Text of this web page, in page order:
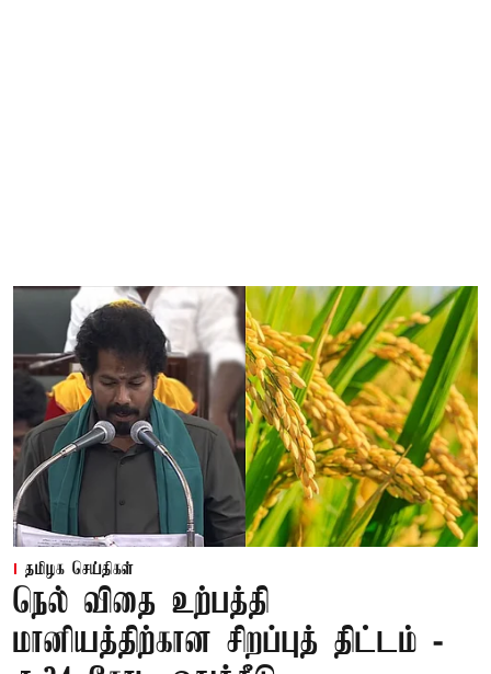
தமிழக செய்திகள்
நெல் விதை உற்பத்தி
மானியத்திற்கான சிறப்புத் திட்டம் -